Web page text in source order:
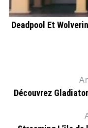
Deadpool Et
Découvrez